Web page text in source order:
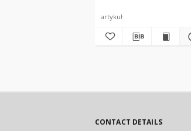
artykuł
CONTACT DETAILS